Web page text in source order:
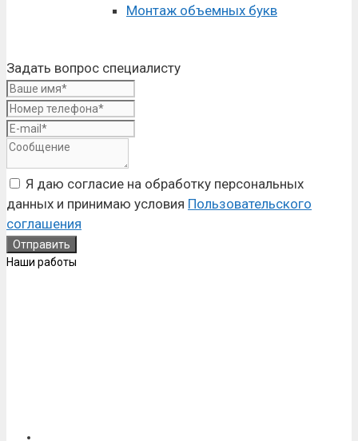
Монтаж объемных букв
Задать вопрос специалисту
Я даю согласие на обработку персональных
данных и принимаю условия Пользовательского
соглашения
Наши работы